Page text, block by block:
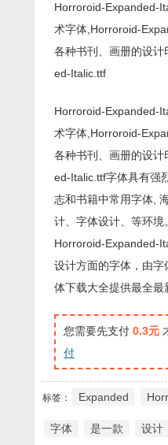
Horroroid-Expanded-
术字体,Horroroid-
各种书刊、画册的设
ed-Italic.ttf
Horroroid-Expanded-
术字体,Horroroid-
各种书刊、画册的设
ed-Italic.ttf字体具有强
志和书籍中常用字体,
计、字体设计、等环境。
Horroroid-Expanded-
设计方面的字体，由
体下载大全提供最全最
您需要先支付 0.3元
付
标签： Expanded
字体 是一款 设计